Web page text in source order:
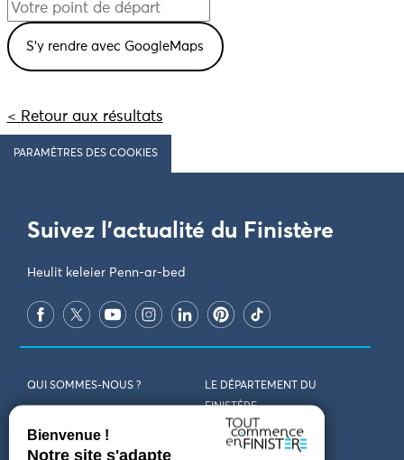
< Retour aux résultats
PARAMÈTRES DES COOKIES
Suivez l'actualité du Finistère
Heulit keleier Penn-ar-bed
QUI SOMMES-NOUS ?
LE DÉPARTEMENT DU
FINISTÈRE
REJOIGNEZ-NOUS VENIR EN FINISTÈRE